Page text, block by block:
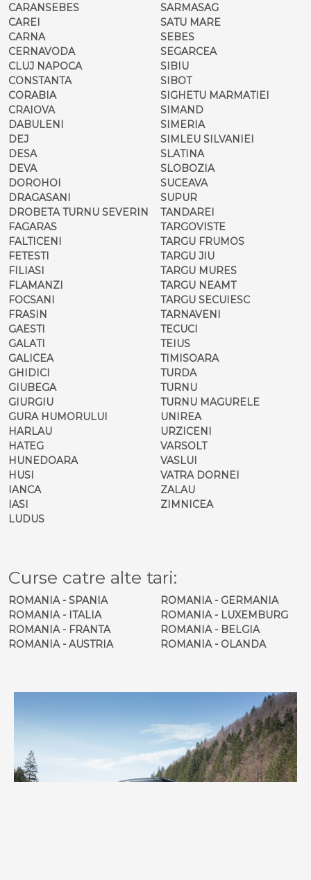
CARANSEBES
CAREI
CARNA
CERNAVODA
CLUJ NAPOCA
CONSTANTA
CORABIA
CRAIOVA
DABULENI
DEJ
DESA
DEVA
DOROHOI
DRAGASANI
DROBETA TURNU SEVERIN
FAGARAS
FALTICENI
FETESTI
FILIASI
FLAMANZI
FOCSANI
FRASIN
GAESTI
GALATI
GALICEA
GHIDICI
GIUBEGA
GIURGIU
GURA HUMORULUI
HARLAU
HATEG
HUNEDOARA
HUSI
IANCA
IASI
LUDUS
SARMASAG
SATU MARE
SEBES
SEGARCEA
SIBIU
SIBOT
SIGHETU MARMATIEI
SIMAND
SIMERIA
SIMLEU SILVANIEI
SLATINA
SLOBOZIA
SUCEAVA
SUPUR
TANDAREI
TARGOVISTE
TARGU FRUMOS
TARGU JIU
TARGU MURES
TARGU NEAMT
TARGU SECUIESC
TARNAVENI
TECUCI
TEIUS
TIMISOARA
TURDA
TURNU
TURNU MAGURELE
UNIREA
URZICENI
VARSOLT
VASLUI
VATRA DORNEI
ZALAU
ZIMNICEA
Curse catre alte tari:
ROMANIA - SPANIA
ROMANIA - ITALIA
ROMANIA - FRANTA
ROMANIA - AUSTRIA
ROMANIA - GERMANIA
ROMANIA - LUXEMBURG
ROMANIA - BELGIA
ROMANIA - OLANDA